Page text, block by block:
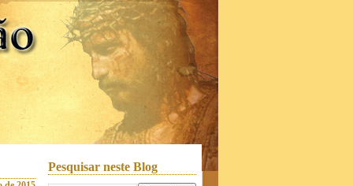
Pesquisar neste Blog